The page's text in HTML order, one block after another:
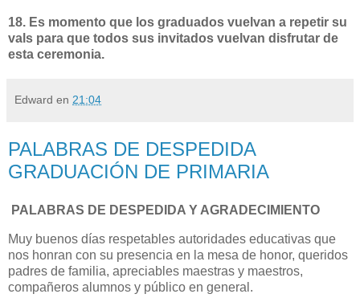
18. Es momento que los graduados vuelvan a repetir su
vals para que todos sus invitados vuelvan disfrutar de
esta ceremonia.
Edward en 21:04
PALABRAS DE DESPEDIDA
GRADUACIÓN DE PRIMARIA
PALABRAS DE DESPEDIDA Y AGRADECIMIENTO
Muy buenos días respetables autoridades educativas que
nos honran con su presencia en la mesa de honor, queridos
padres de familia, apreciables maestras y maestros,
compañeros alumnos y público en general.